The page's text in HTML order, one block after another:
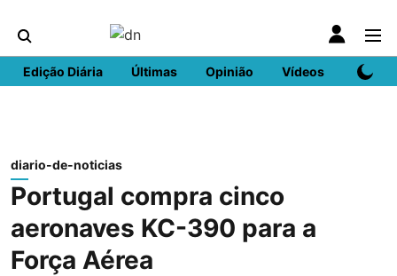
Edição Diária Últimas Opinião Vídeos DN
diario-de-noticias
Portugal compra cinco
aeronaves KC-390 para a
Força Aérea